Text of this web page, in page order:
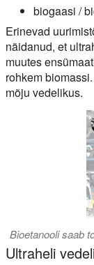
biogaasi /
Erinevad
näidanud, et
muutes
rohkem
mõju vedelikus.
Bioetanooli saab
Ultraheli